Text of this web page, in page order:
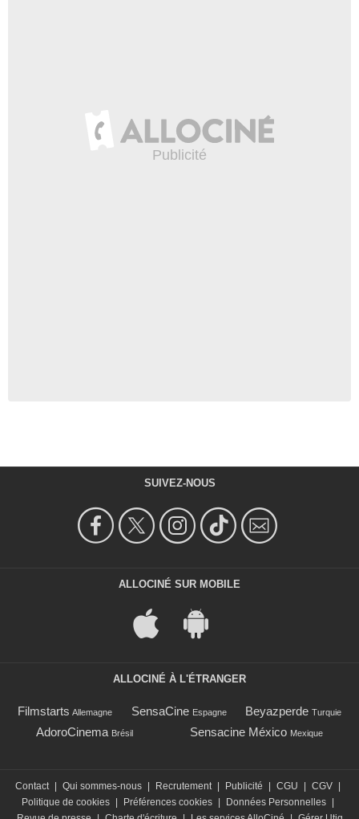
SUIVEZ-NOUS
ALLOCINÉ SUR MOBILE
ALLOCINÉ À L'ÉTRANGER
Filmstarts Allemagne SensaCine Espagne Beyazperde Turquie
AdoroCinema Brésil Sensacine México Mexique
Contact | Qui sommes-nous | Recrutement | Publicité | CGU | CGV |
Politique de cookies | Préférences cookies | Données Personnelles |